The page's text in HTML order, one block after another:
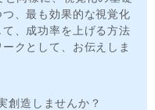
、最も効果的な視覚化
、成功率を上げる方法
クとして、お伝えしま
創造しませんか？